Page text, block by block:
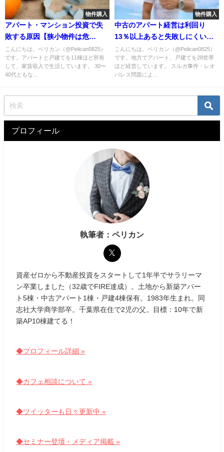
物件購入
アパート・マンション投資で失
敗する原因【狭小物件は危
険！】
こんにちは。ペリカン（@Pelican0825）
です。アパートと戸建てを11棟ほど所有
して、家賃収入で生活しています。 30〜
40代ともな...
物件購入
中古のアパート経営は利回り
13％以上あると失敗しにくい
【実例アリ】
こんにちは。ペリカン（@Pelican0825）
です。地方でアパート、戸建てを28世帯
ほど経営しています。 スルガ事件・レオ
パレス問題によ...
プロフィール
執筆者：ペリカン
資産ゼロから不動産投資をスタートして1年半でサラリーマ
ン卒業しました（32歳でFIRE達成）。土地から新築アパー
ト5棟・中古アパート1棟・戸建4棟保有。1983年生まれ。同
志社大学商学部卒。千葉県在住で2児の父。目標：10年で新
築AP10棟建てる！
◆プロフィール詳細 »
◆カフェ相談について »
◆ツイッターも日々更新中 »
◆セミナー登壇・メディア掲載 »